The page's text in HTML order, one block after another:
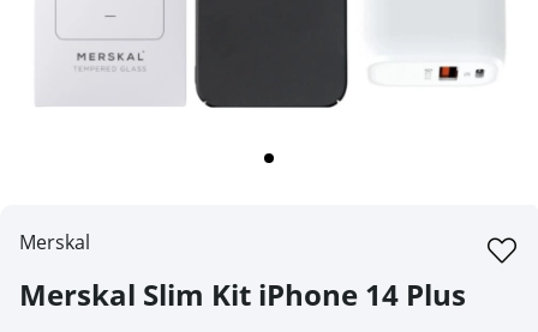
Merskal
Merskal Slim Kit iPhone 14 Plus